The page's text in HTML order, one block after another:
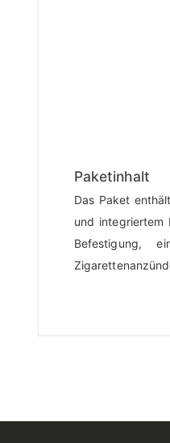
Paketinhalt
Das Paket
und integriertem
Befestigung,